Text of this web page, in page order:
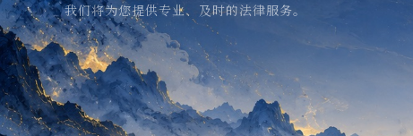
我们将为您提供专业、及时的法律服务。